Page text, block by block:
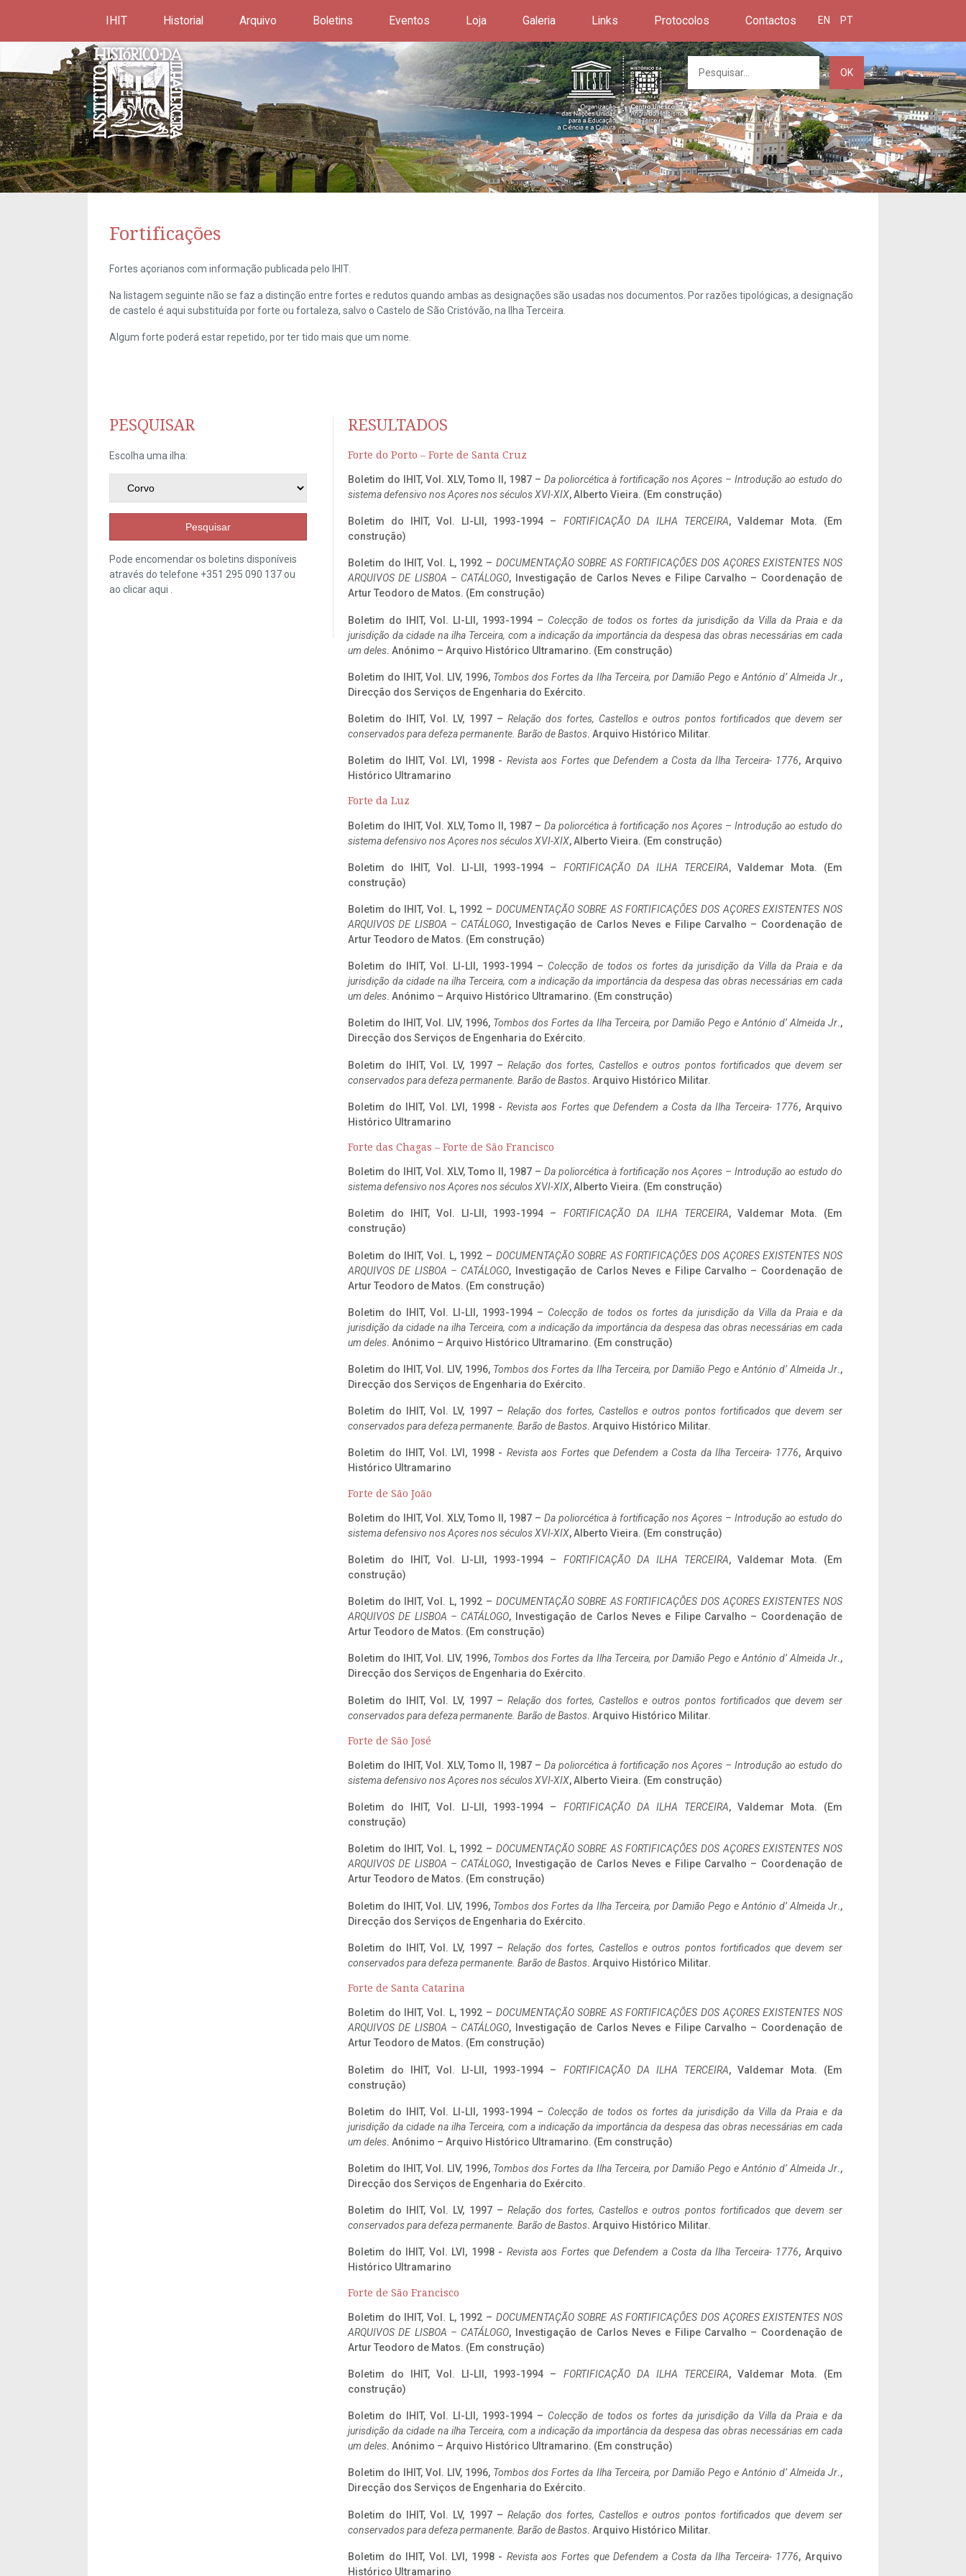
IHIT Historial Arquivo Boletins Eventos Loja Galeria Links Protocolos Contactos EN PT
OK
Fortificações
Fortes açorianos com informação publicada pelo IHIT.
Na listagem seguinte não se faz a distinção entre fortes e redutos quando ambas as designações são usadas nos documentos. Por razões tipológicas, a designação
de castelo é aqui substituída por forte ou fortaleza, salvo o Castelo de São Cristóvão, na Ilha Terceira.
Algum forte poderá estar repetido, por ter tido mais que um nome.
PESQUISAR
Escolha uma ilha:
Pesquisar
Pode encomendar os boletins disponíveis
através do telefone +351 295 090 137 ou
ao clicaraqui
RESULTADOS
Forte do Porto – Forte de Santa Cruz
Boletim do IHIT, Vol. XLV, Tomo II, 1987 – Da poliorcética à fortificação nos Açores – Introdução ao estudo do
sistema defensivo nos Açores nos séculos XVI-XIX, Alberto Vieira. (Em construção)
Boletim do IHIT, Vol. LI-LII, 1993-1994 – FORTIFICAÇÃO DA ILHA TERCEIRA, Valdemar Mota. (Em
construção)
Boletim do IHIT, Vol. L, 1992 – DOCUMENTAÇÃO SOBRE AS FORTIFICAÇÕES DOS AÇORES EXISTENTES NOS
ARQUIVOS DE LISBOA – CATÁLOGO, Investigação de Carlos Neves e Filipe Carvalho – Coordenação de
Artur Teodoro de Matos. (Em construção)
Boletim do IHIT, Vol. LI-LII, 1993-1994 – Colecção de todos os fortes da jurisdição da Villa da Praia e da
jurisdição da cidade na ilha Terceira, com a indicação da importância da despesa das obras necessárias em cada
um deles. Anónimo – Arquivo Histórico Ultramarino. (Em construção)
Boletim do IHIT, Vol. LIV, 1996, Tombos dos Fortes da Ilha Terceira, por Damião Pego e António d’ Almeida Jr.,
Direcção dos Serviços de Engenharia do Exército.
Boletim do IHIT, Vol. LV, 1997 – Relação dos fortes, Castellos e outros pontos fortificados que devem ser
conservados para defeza permanente. Barão de Bastos. Arquivo Histórico Militar.
Boletim do IHIT, Vol. LVI, 1998 - Revista aos Fortes que Defendem a Costa da Ilha Terceira- 1776, Arquivo
Histórico Ultramarino
Forte da Luz
Boletim do IHIT, Vol. XLV, Tomo II, 1987 – Da poliorcética à fortificação nos Açores – Introdução ao estudo do
sistema defensivo nos Açores nos séculos XVI-XIX, Alberto Vieira. (Em construção)
Boletim do IHIT, Vol. LI-LII, 1993-1994 – FORTIFICAÇÃO DA ILHA TERCEIRA, Valdemar Mota. (Em
construção)
Boletim do IHIT, Vol. L, 1992 – DOCUMENTAÇÃO SOBRE AS FORTIFICAÇÕES DOS AÇORES EXISTENTES NOS
ARQUIVOS DE LISBOA – CATÁLOGO, Investigação de Carlos Neves e Filipe Carvalho – Coordenação de
Artur Teodoro de Matos. (Em construção)
Boletim do IHIT, Vol. LI-LII, 1993-1994 – Colecção de todos os fortes da jurisdição da Villa da Praia e da
jurisdição da cidade na ilha Terceira, com a indicação da importância da despesa das obras necessárias em cada
um deles. Anónimo – Arquivo Histórico Ultramarino. (Em construção)
Boletim do IHIT, Vol. LIV, 1996, Tombos dos Fortes da Ilha Terceira, por Damião Pego e António d’ Almeida Jr.,
Direcção dos Serviços de Engenharia do Exército.
Boletim do IHIT, Vol. LV, 1997 – Relação dos fortes, Castellos e outros pontos fortificados que devem ser
conservados para defeza permanente. Barão de Bastos. Arquivo Histórico Militar.
Boletim do IHIT, Vol. LVI, 1998 - Revista aos Fortes que Defendem a Costa da Ilha Terceira- 1776, Arquivo
Histórico Ultramarino
Forte das Chagas – Forte de São Francisco
Boletim do IHIT, Vol. XLV, Tomo II, 1987 – Da poliorcética à fortificação nos Açores – Introdução ao estudo do
sistema defensivo nos Açores nos séculos XVI-XIX, Alberto Vieira. (Em construção)
Boletim do IHIT, Vol. LI-LII, 1993-1994 – FORTIFICAÇÃO DA ILHA TERCEIRA, Valdemar Mota. (Em
construção)
Boletim do IHIT, Vol. L, 1992 – DOCUMENTAÇÃO SOBRE AS FORTIFICAÇÕES DOS AÇORES EXISTENTES NOS
ARQUIVOS DE LISBOA – CATÁLOGO, Investigação de Carlos Neves e Filipe Carvalho – Coordenação de
Artur Teodoro de Matos. (Em construção)
Boletim do IHIT, Vol. LI-LII, 1993-1994 – Colecção de todos os fortes da jurisdição da Villa da Praia e da
jurisdição da cidade na ilha Terceira, com a indicação da importância da despesa das obras necessárias em cada
um deles. Anónimo – Arquivo Histórico Ultramarino. (Em construção)
Boletim do IHIT, Vol. LIV, 1996, Tombos dos Fortes da Ilha Terceira, por Damião Pego e António d’ Almeida Jr.,
Direcção dos Serviços de Engenharia do Exército.
Boletim do IHIT, Vol. LV, 1997 – Relação dos fortes, Castellos e outros pontos fortificados que devem ser
conservados para defeza permanente. Barão de Bastos. Arquivo Histórico Militar.
Boletim do IHIT, Vol. LVI, 1998 - Revista aos Fortes que Defendem a Costa da Ilha Terceira- 1776, Arquivo
Histórico Ultramarino
Forte de São João
Boletim do IHIT, Vol. XLV, Tomo II, 1987 – Da poliorcética à fortificação nos Açores – Introdução ao estudo do
sistema defensivo nos Açores nos séculos XVI-XIX, Alberto Vieira. (Em construção)
Boletim do IHIT, Vol. LI-LII, 1993-1994 – FORTIFICAÇÃO DA ILHA TERCEIRA, Valdemar Mota. (Em
construção)
Boletim do IHIT, Vol. L, 1992 – DOCUMENTAÇÃO SOBRE AS FORTIFICAÇÕES DOS AÇORES EXISTENTES NOS
ARQUIVOS DE LISBOA – CATÁLOGO, Investigação de Carlos Neves e Filipe Carvalho – Coordenação de
Artur Teodoro de Matos. (Em construção)
Boletim do IHIT, Vol. LIV, 1996, Tombos dos Fortes da Ilha Terceira, por Damião Pego e António d’ Almeida Jr.,
Direcção dos Serviços de Engenharia do Exército.
Boletim do IHIT, Vol. LV, 1997 – Relação dos fortes, Castellos e outros pontos fortificados que devem ser
conservados para defeza permanente. Barão de Bastos. Arquivo Histórico Militar.
Forte de São José
Boletim do IHIT, Vol. XLV, Tomo II, 1987 – Da poliorcética à fortificação nos Açores – Introdução ao estudo do
sistema defensivo nos Açores nos séculos XVI-XIX, Alberto Vieira. (Em construção)
Boletim do IHIT, Vol. LI-LII, 1993-1994 – FORTIFICAÇÃO DA ILHA TERCEIRA, Valdemar Mota. (Em
construção)
Boletim do IHIT, Vol. L, 1992 – DOCUMENTAÇÃO SOBRE AS FORTIFICAÇÕES DOS AÇORES EXISTENTES NOS
ARQUIVOS DE LISBOA – CATÁLOGO, Investigação de Carlos Neves e Filipe Carvalho – Coordenação de
Artur Teodoro de Matos. (Em construção)
Boletim do IHIT, Vol. LIV, 1996, Tombos dos Fortes da Ilha Terceira, por Damião Pego e António d’ Almeida Jr.,
Direcção dos Serviços de Engenharia do Exército.
Boletim do IHIT, Vol. LV, 1997 – Relação dos fortes, Castellos e outros pontos fortificados que devem ser
conservados para defeza permanente. Barão de Bastos. Arquivo Histórico Militar.
Forte de Santa Catarina
Boletim do IHIT, Vol. L, 1992 – DOCUMENTAÇÃO SOBRE AS FORTIFICAÇÕES DOS AÇORES EXISTENTES NOS
ARQUIVOS DE LISBOA – CATÁLOGO, Investigação de Carlos Neves e Filipe Carvalho – Coordenação de
Artur Teodoro de Matos. (Em construção)
Boletim do IHIT, Vol. LI-LII, 1993-1994 – FORTIFICAÇÃO DA ILHA TERCEIRA, Valdemar Mota. (Em
construção)
Boletim do IHIT, Vol. LI-LII, 1993-1994 – Colecção de todos os fortes da jurisdição da Villa da Praia e da
jurisdição da cidade na ilha Terceira, com a indicação da importância da despesa das obras necessárias em cada
um deles. Anónimo – Arquivo Histórico Ultramarino. (Em construção)
Boletim do IHIT, Vol. LIV, 1996, Tombos dos Fortes da Ilha Terceira, por Damião Pego e António d’ Almeida Jr.,
Direcção dos Serviços de Engenharia do Exército.
Boletim do IHIT, Vol. LV, 1997 – Relação dos fortes, Castellos e outros pontos fortificados que devem ser
conservados para defeza permanente. Barão de Bastos. Arquivo Histórico Militar.
Boletim do IHIT, Vol. LVI, 1998 - Revista aos Fortes que Defendem a Costa da Ilha Terceira- 1776, Arquivo
Histórico Ultramarino
Forte de São Francisco
Boletim do IHIT, Vol. L, 1992 – DOCUMENTAÇÃO SOBRE AS FORTIFICAÇÕES DOS AÇORES EXISTENTES NOS
ARQUIVOS DE LISBOA – CATÁLOGO, Investigação de Carlos Neves e Filipe Carvalho – Coordenação de
Artur Teodoro de Matos. (Em construção)
Boletim do IHIT, Vol. LI-LII, 1993-1994 – FORTIFICAÇÃO DA ILHA TERCEIRA, Valdemar Mota. (Em
construção)
Boletim do IHIT, Vol. LI-LII, 1993-1994 – Colecção de todos os fortes da jurisdição da Villa da Praia e da
jurisdição da cidade na ilha Terceira, com a indicação da importância da despesa das obras necessárias em cada
um deles. Anónimo – Arquivo Histórico Ultramarino. (Em construção)
Boletim do IHIT, Vol. LIV, 1996, Tombos dos Fortes da Ilha Terceira, por Damião Pego e António d’ Almeida Jr.,
Direcção dos Serviços de Engenharia do Exército.
Boletim do IHIT, Vol. LV, 1997 – Relação dos fortes, Castellos e outros pontos fortificados que devem ser
conservados para defeza permanente. Barão de Bastos. Arquivo Histórico Militar.
Boletim do IHIT, Vol. LVI, 1998 - Revista aos Fortes que Defendem a Costa da Ilha Terceira- 1776, Arquivo
Histórico Ultramarino